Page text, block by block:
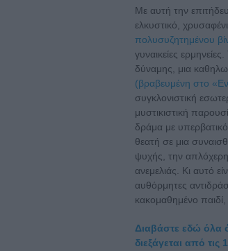
Με αυτή την
ελκυστικό,
πολυσυζητημένου
γυναικείες
δύναμης, μια
(βραβευμένη στο
συγκλονιστική
μυστικιστική
δράμα με
θεατή σε μια
ψυχής, την
ανεμελιάς. Κι αυτό
αυθόρμητες
κακομαθημένο
Διαβάστε εδώ όλα
διεξάγεται από τις